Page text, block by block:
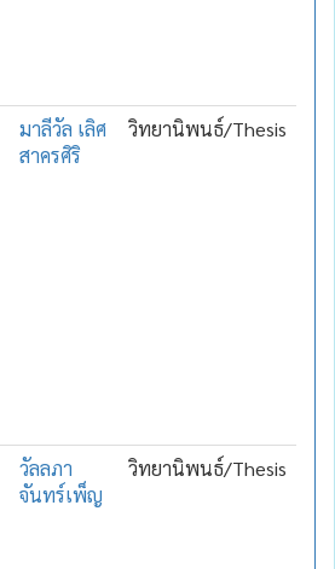
มาลีวัล เลิศ
สาครศิริ
วิทยานิพนธ์/Thesis
วัลลภา
จันทร์เพ็ญ
วิทยานิพนธ์/Thesis